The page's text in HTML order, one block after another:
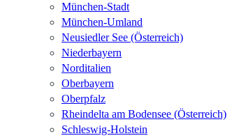
München-Stadt
München-Umland
Neusiedler See (Österreich)
Niederbayern
Norditalien
Oberbayern
Oberpfalz
Rheindelta am Bodensee (Österreich)
Schleswig-Holstein